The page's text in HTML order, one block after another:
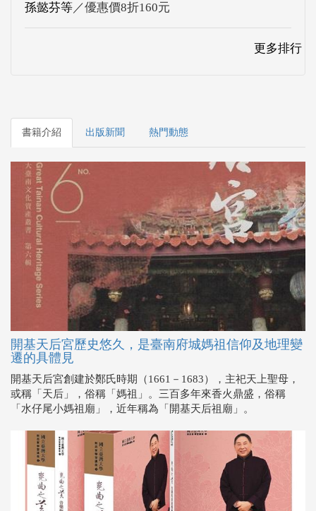
孫懿芬等／優惠價8折160元
更多排行
書籍介紹 出版新聞 熱門動態
開基天后宮歷史悠久，是臺南府城媽祖信仰及地理變
遷的具體見
開基天后宮創建於鄭氏時期（1661－1683），主祀天上聖母，
或稱「天后」，俗稱「媽祖」。三百多年來香火鼎盛，俗稱
「水仔尾小媽祖廟」，近年稱為「開基天后祖廟」。